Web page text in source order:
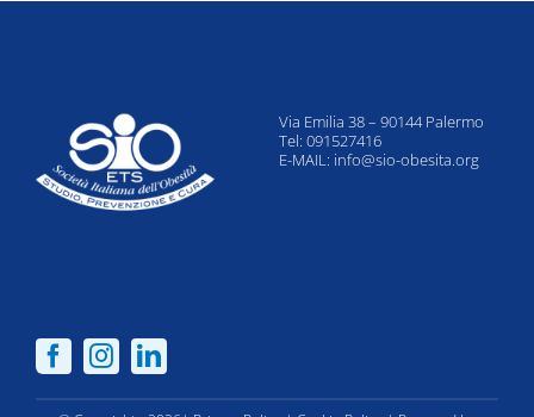
Via Emilia 38 – 90144 Palermo
Tel: 091527416
E-MAIL: info@sio-obesita.org